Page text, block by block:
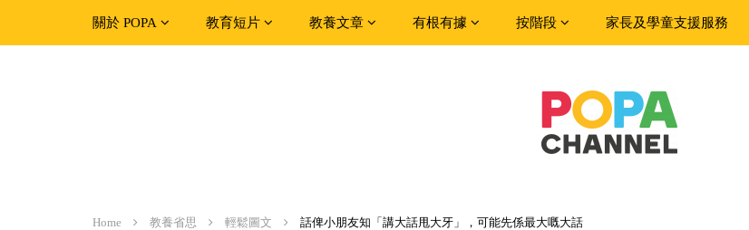
關於 POPA 教育短片 教養文章 有根有據 按階段 家長及學童支援服務
Home 教養省思 輕鬆圖文 話俾小朋友知「講大話甩大牙」，可能先係最大嘅大話